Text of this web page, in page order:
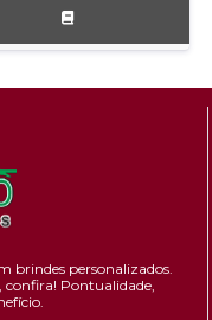
brindes personalizados.
confira! Pontualidade,